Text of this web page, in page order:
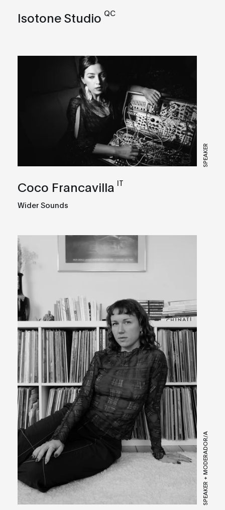
Isotone Studio QC
SPEAKER
Coco Francavilla IT
Wider Sounds
SPEAKER + MODERADOR/A